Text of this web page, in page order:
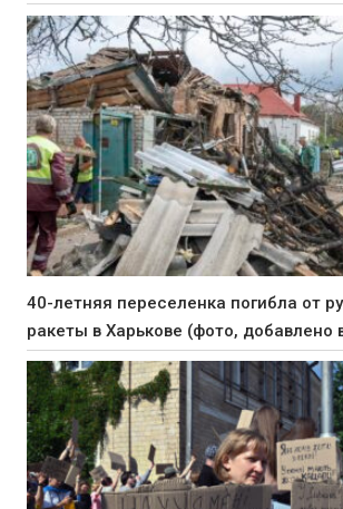
40-летняя переселенка погибла от
ракеты в Харькове (фото, добавлено